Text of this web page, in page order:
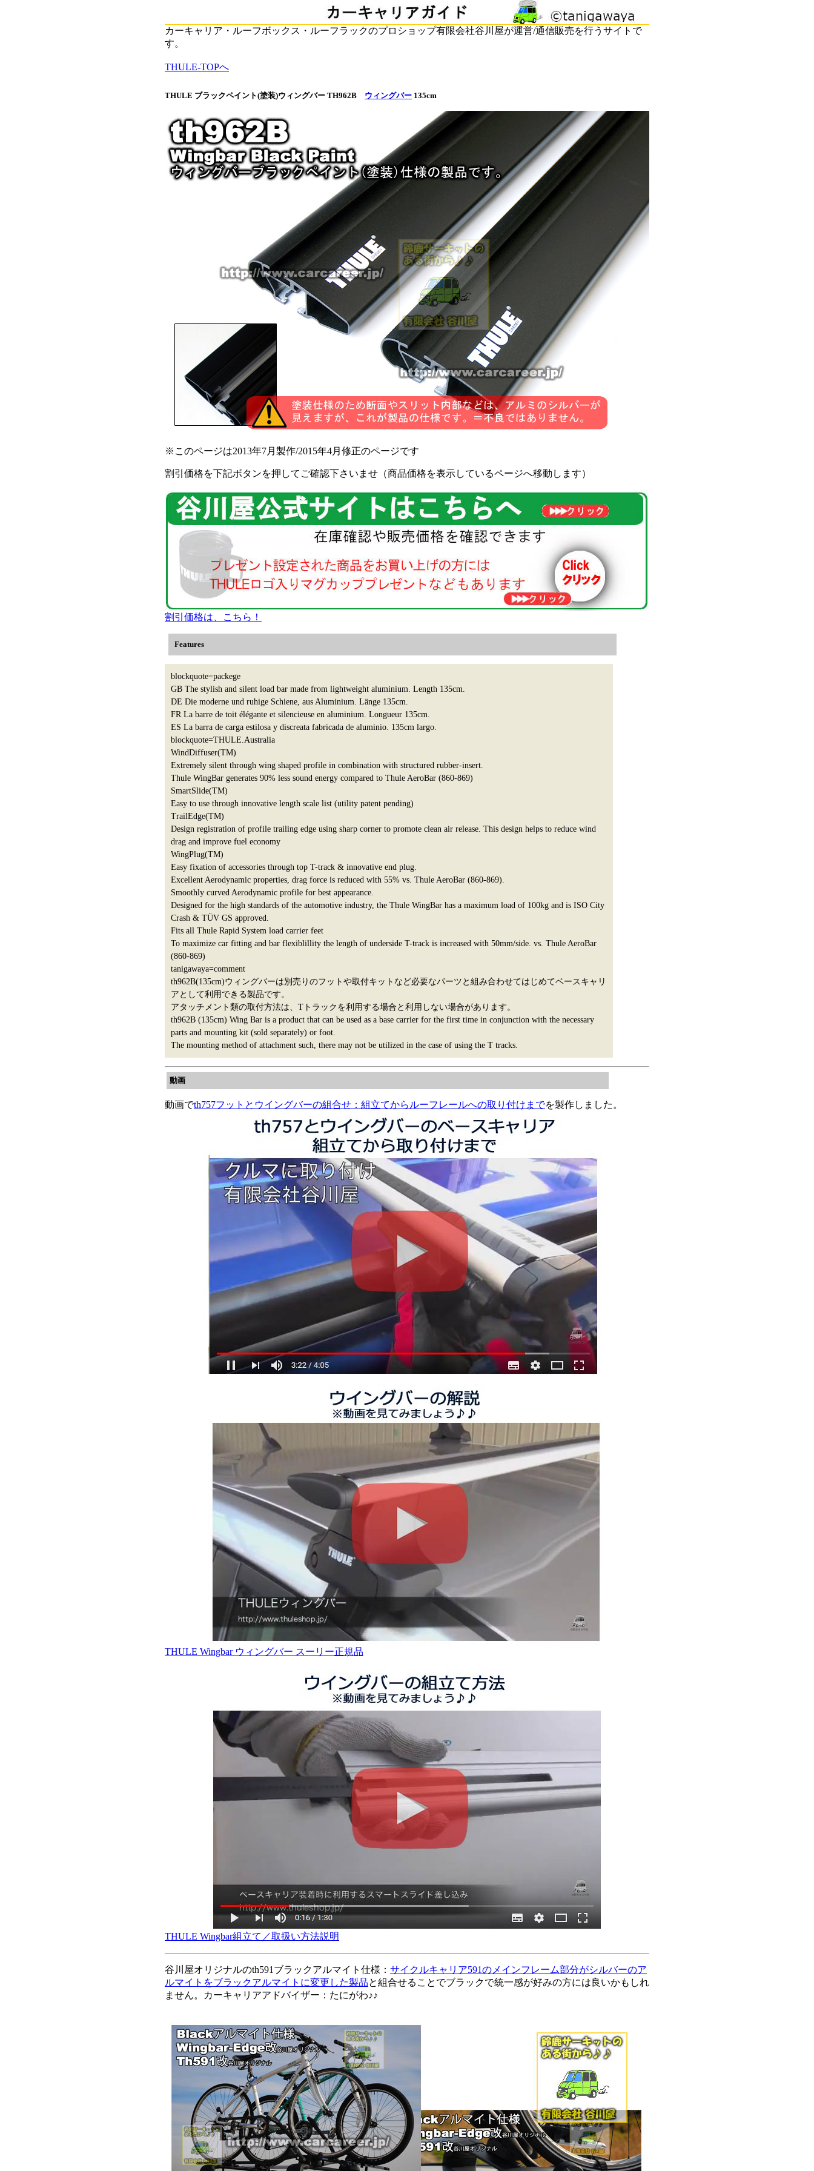
カーキャリア・ルーフボックス・ルーフラックのプロショップ有限会社谷川屋が運営/通信販売を行うサイトで
す。
THULE-TOPへ
THULE ブラックペイント(塗装)ウィングバー TH962B ウィングバー 135cm
※このページは2013年7月製作/2015年4月修正のページです
割引価格を下記ボタンを押してご確認下さいませ（商品価格を表示しているページへ移動します）
割引価格は、こちら！
Features
blockquote=packege
GB The stylish and silent load bar made from lightweight aluminium. Length 135cm.
DE Die moderne und ruhige Schiene, aus Aluminium. Länge 135cm.
FR La barre de toit élégante et silencieuse en aluminium. Longueur 135cm.
ES La barra de carga estilosa y discreata fabricada de aluminio. 135cm largo.
blockquote=THULE.Australia
WindDiffuser(TM)
Extremely silent through wing shaped profile in combination with structured rubber-insert.
Thule WingBar generates 90% less sound energy compared to Thule AeroBar (860-869)
SmartSlide(TM)
Easy to use through innovative length scale list (utility patent pending)
TrailEdge(TM)
Design registration of profile trailing edge using sharp corner to promote clean air release. This design helps to reduce wind
drag and improve fuel economy
WingPlug(TM)
Easy fixation of accessories through top T-track & innovative end plug.
Excellent Aerodynamic properties, drag force is reduced with 55% vs. Thule AeroBar (860-869).
Smoothly curved Aerodynamic profile for best appearance.
Designed for the high standards of the automotive industry, the Thule WingBar has a maximum load of 100kg and is ISO City
Crash & TÜV GS approved.
Fits all Thule Rapid System load carrier feet
To maximize car fitting and bar flexiblillity the length of underside T-track is increased with 50mm/side. vs. Thule AeroBar
(860-869)
tanigawaya=comment
th962B(135cm)ウィングバーは別売りのフットや取付キットなど必要なパーツと組み合わせてはじめてベースキャリ
アとして利用できる製品です。
アタッチメント類の取付方法は、Tトラックを利用する場合と利用しない場合があります。
th962B (135cm) Wing Bar is a product that can be used as a base carrier for the first time in conjunction with the necessary
parts and mounting kit (sold separately) or foot.
The mounting method of attachment such, there may not be utilized in the case of using the T tracks.
動画
動画でth757フットとウイングバーの組合せ：組立てからルーフレールへの取り付けまでを製作しました。
THULE Wingbar ウィングバー スーリー正規品
THULE Wingbar組立て／取扱い方法説明
谷川屋オリジナルのth591ブラックアルマイト仕様： サイクルキャリア591のメインフレーム部分がシルバーのア
ルマイトをブラックアルマイトに変更した製品と組合せることでブラックで統一感が好みの方には良いかもしれ
ません。カーキャリアアドバイザー：たにがわ♪♪